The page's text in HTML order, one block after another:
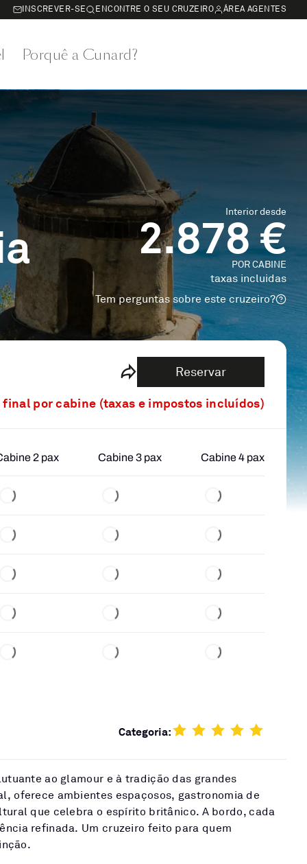
INSCREVER-SE ENCONTRE O SEU CRUZEIRO ÁREA AGENTES
Porquê a Cunard?
Interior desde
2.878 €
POR CABINE
taxas incluidas
Tem perguntas sobre este cruzeiro?
Reservar
final por cabine (taxas e impostos incluídos)
2 pax Cabine 3 pax Cabine 4 pax
Categoria:
ao glamour e à tradição das grandes
oferece ambientes espaçosos, gastronomia de
que celebra o espírito britânico. A bordo, cada
refinada. Um cruzeiro feito para quem